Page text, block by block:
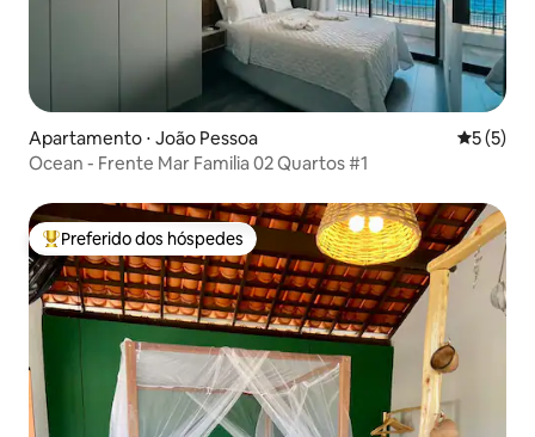
Apartamento ⋅ João Pessoa 5 de
5 (5)
Ocean - Frente Mar Familia 02 Quartos #1
Entre os melhores preferidos dos hóspedes
Preferido dos hóspedes